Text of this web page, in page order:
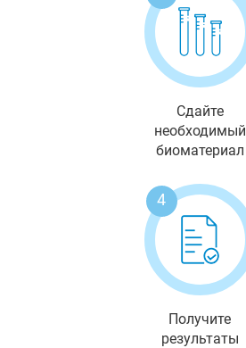
Сдайте
необходимый
биоматериал
4
Получите
результаты